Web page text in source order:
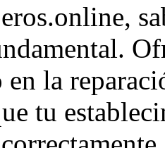
en la
tu